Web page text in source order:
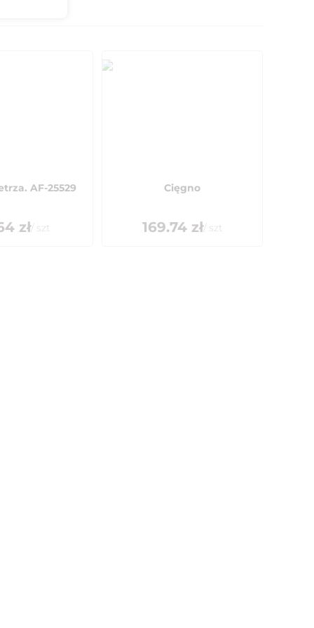
AF-25529
zł/ szt
Cięgno
169.74zł/ szt